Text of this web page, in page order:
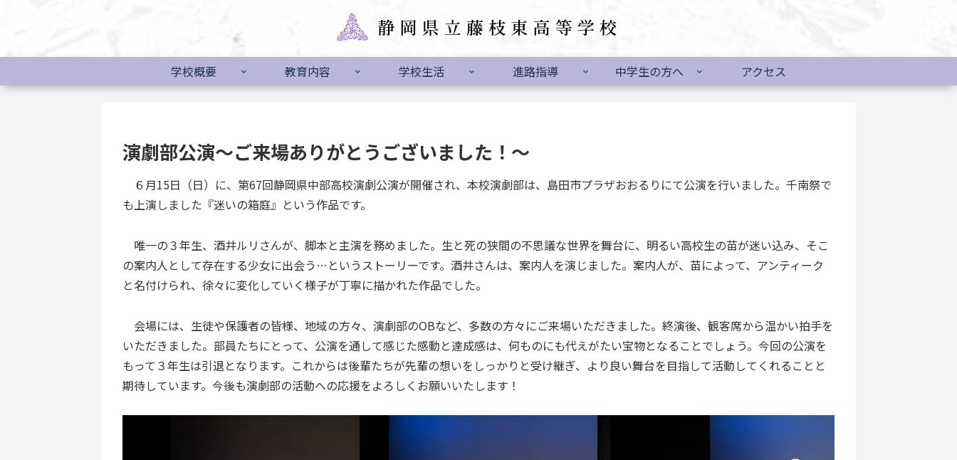
学校概要 教育内容 学校生活 進路指導 中学生の方へ アクセス
演劇部公演～ご来場ありがとうございました！～
６月15日（日）に、第67回静岡県中部高校演劇公演が開催され、本校演劇部は、島田市プラザおおるりにて公演を行いました。千南祭で
も上演しました『迷いの箱庭』という作品です。
唯一の３年生、酒井ルリさんが、脚本と主演を務めました。生と死の狭間の不思議な世界を舞台に、明るい高校生の苗が迷い込み、そこ
の案内人として存在する少女に出会う…というストーリーです。酒井さんは、案内人を演じました。案内人が、苗によって、アンティーク
と名付けられ、徐々に変化していく様子が丁寧に描かれた作品でした。
会場には、生徒や保護者の皆様、地域の方々、演劇部のOBなど、多数の方々にご来場いただきました。終演後、観客席から温かい拍手を
いただきました。部員たちにとって、公演を通して感じた感動と達成感は、何ものにも代えがたい宝物となることでしょう。今回の公演を
もって３年生は引退となります。これからは後輩たちが先輩の想いをしっかりと受け継ぎ、より良い舞台を目指して活動してくれることと
期待しています。今後も演劇部の活動への応援をよろしくお願いいたします！